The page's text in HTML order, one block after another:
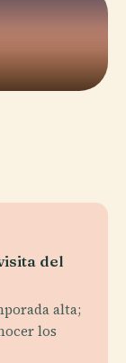
del
alta;
los